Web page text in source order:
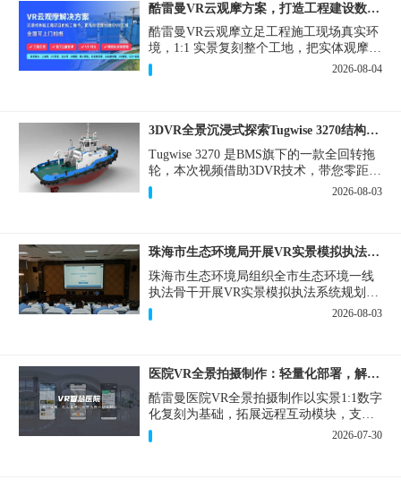
酷雷曼VR云观摩方案，打造工程建设数字化观摩新范式
酷雷曼VR云观摩立足工程施工现场真实环
境，1:1 实景复刻整个工地，把实体观摩会
完整搬到云端线上，兼顾线下实体观摩与
线上云观摩双重需求，为施工单位、建设
2026-08-04
3DVR全景沉浸式探索Tugwise 3270结构一览
Tugwise 3270 是BMS旗下的一款全回转拖
轮，本次视频借助3DVR技术，带您零距离
透视这艘拖轮的内外构造，沉浸式探索每
一处细节。
2026-08-03
珠海市生态环境局开展VR实景模拟执法专题培训
珠海市生态环境局组织全市生态环境一线
执法骨干开展VR实景模拟执法系统规划建
设和教学培训，持续推进科技赋能生态环
境执法，夯实队伍办案“基本功”。
2026-08-03
医院VR全景拍摄制作：轻量化部署，解决医患真实痛点
酷雷曼医院VR全景拍摄制作以实景1:1数字
化复刻为基础，拓展远程互动模块，支持
定制，轻量化搭建部署，可挂载在公众
号、官网等线上平台。
2026-07-30